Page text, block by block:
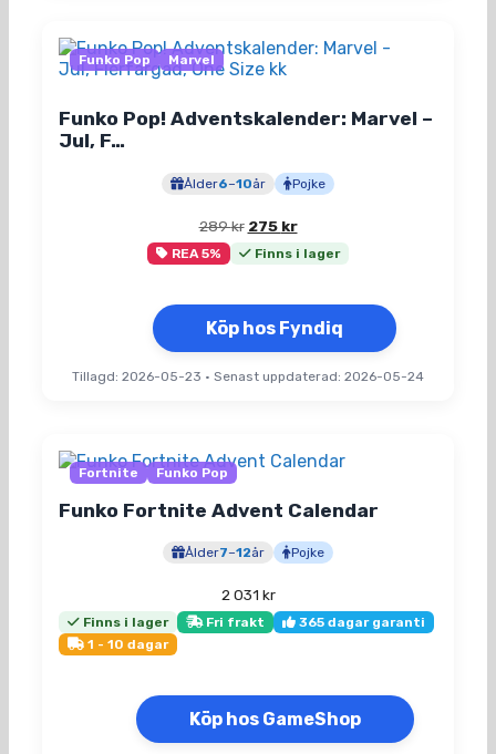
Funko Pop Marvel
Funko Pop! Adventskalender: Marvel –
Jul, F…
Ålder6–10år Pojke
289kr Det
ursprungliga
priset
275 krDet
nuvarande
priset
REA 5% Finns i lager
Köp hos Fyndiq
Tillagd: 2026-05-23 • Senast uppdaterad: 2026-05-24
Fortnite Funko Pop
Funko Fortnite Advent Calendar
Ålder7–12år Pojke
2 031 kr
Finns i lager Fri frakt
365 dagar garanti
1 - 10 dagar
Köp hos GameShop